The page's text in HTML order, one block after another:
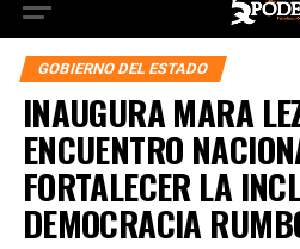
GOBIERNO DEL ESTADO
INAUGURA MARA
ENCUENTRO
FORTALECER LA
DEMOCRACIA